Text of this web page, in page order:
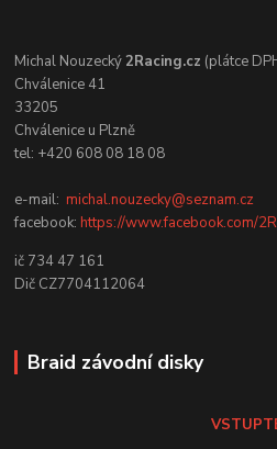
Michal Nouzecký2Racing.cz (plátce
Chválenice 41
33205
Chválenice u Plzně
tel: +420 608 08 18 08
e-mail:michal.nouzecky@seznam.cz
facebook:https://www.facebook.com/
ič 734 47 161
Dič CZ7704112064
Braid závodní disky